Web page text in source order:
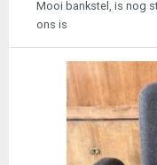
Mooi bankstel, is nog
ons is